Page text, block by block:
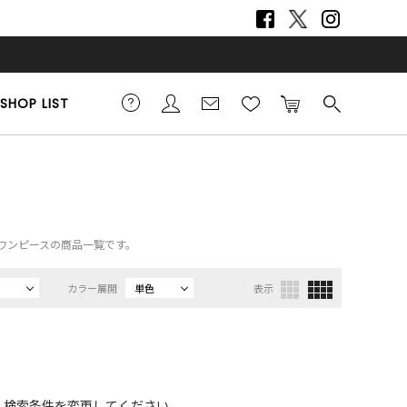
SHOP LIST
ピースの商品一覧です。
カラー展開 単色 表示